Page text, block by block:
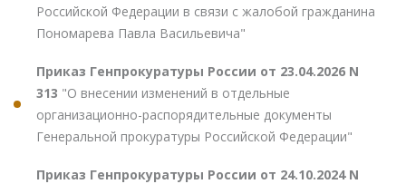
Российской Федерации в связи с жалобой гражданина
Пономарева Павла Васильевича"
Приказ Генпрокуратуры России от 23.04.2026 N
313 "О внесении изменений в отдельные
организационно-распорядительные документы
Генеральной прокуратуры Российской Федерации"
Приказ Генпрокуратуры России от 24.10.2024 N